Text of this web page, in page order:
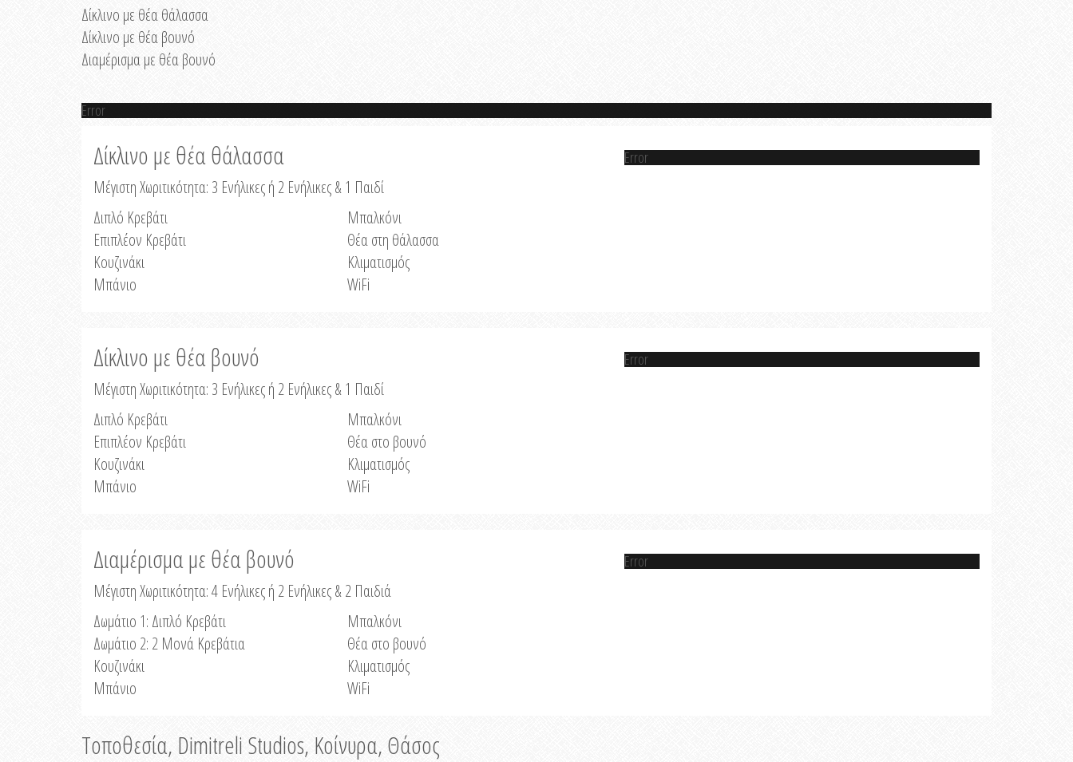
Δίκλινο με θέα θάλασσα
Δίκλινο με θέα βουνό
Διαμέρισμα με θέα βουνό
Error
Δίκλινο με θέα θάλασσα
Μέγιστη Χωριτικότητα: 3 Ενήλικες ή 2 Ενήλικες & 1 Παιδί
Διπλό Κρεβάτι
Επιπλέον Κρεβάτι
Κουζινάκι
Μπάνιο
Μπαλκόνι
Θέα στη θάλασσα
Κλιματισμός
WiFi
Error
Δίκλινο με θέα βουνό
Μέγιστη Χωριτικότητα: 3 Ενήλικες ή 2 Ενήλικες & 1 Παιδί
Διπλό Κρεβάτι
Επιπλέον Κρεβάτι
Κουζινάκι
Μπάνιο
Μπαλκόνι
Θέα στο βουνό
Κλιματισμός
WiFi
Error
Διαμέρισμα με θέα βουνό
Μέγιστη Χωριτικότητα: 4 Ενήλικες ή 2 Ενήλικες & 2 Παιδιά
Δωμάτιο 1: Διπλό Κρεβάτι
Δωμάτιο 2: 2 Μονά Κρεβάτια
Κουζινάκι
Μπάνιο
Μπαλκόνι
Θέα στο βουνό
Κλιματισμός
WiFi
Error
Τοποθεσία, Dimitreli Studios, Κοίνυρα, Θάσος